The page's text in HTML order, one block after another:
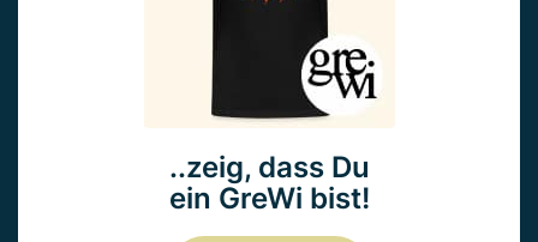
..zeig, dass Du
ein GreWi bist!